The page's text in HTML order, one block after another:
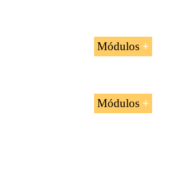
Módulos
Módulos